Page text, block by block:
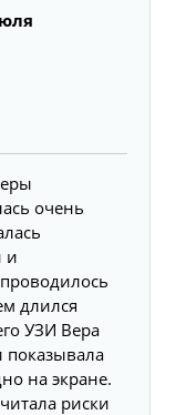
очень
и
длился
УЗИ Вера
показывала
на экране.
риски